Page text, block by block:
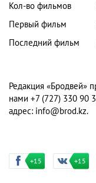
Кол-во фильмов
Первый фильм
Последний фильм
Редакция «Бродвей»
нами +7 (727) 330 90
адрес: info@brod.kz.
+15 +15